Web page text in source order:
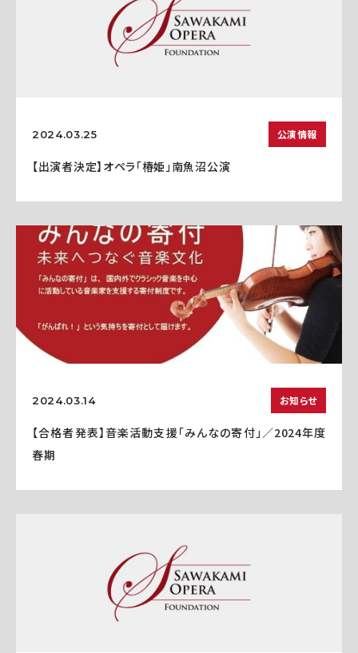
2024.03.25 公演情報
【出演者決定】オペラ「椿姫」南魚沼公演
2024.03.14 お知らせ
【合格者発表】音楽活動支援「みんなの寄付」／2024年度
春期